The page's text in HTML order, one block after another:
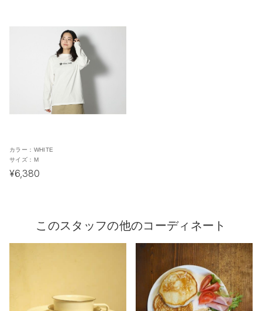
カラー： WHITE
サイズ： M
¥6,380
このスタッフの他のコーディネート